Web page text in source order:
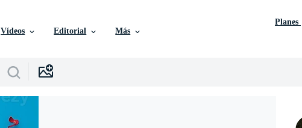
Vídeos Editorial Más
Planes